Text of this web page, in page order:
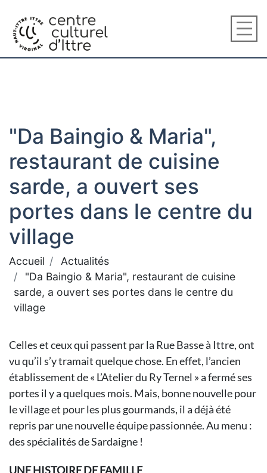
"Da Baingio & Maria",
restaurant de cuisine
sarde, a ouvert ses
portes dans le centre du
village
Accueil
Actualités
"Da Baingio & Maria", restaurant de cuisine
sarde, a ouvert ses portes dans le centre du
village
Celles et ceux qui passent par la Rue Basse à Ittre, ont
vu qu’il s’y tramait quelque chose. En effet, l’ancien
établissement de « L’Atelier du Ry Ternel » a fermé ses
portes il y a quelques mois. Mais, bonne nouvelle pour
le village et pour les plus gourmands, il a déjà été
repris par une nouvelle équipe passionnée. Au menu :
des spécialités de Sardaigne !
UNE HISTOIRE DE FAMILLE